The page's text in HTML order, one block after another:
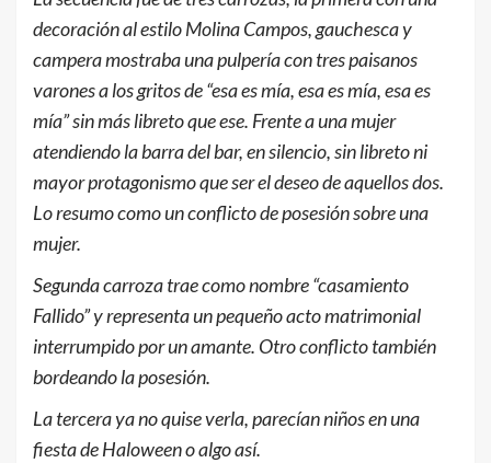
decoración al estilo Molina Campos, gauchesca y
campera mostraba una pulpería con tres paisanos
varones a los gritos de “esa es mía, esa es mía, esa es
mía” sin más libreto que ese. Frente a una mujer
atendiendo la barra del bar, en silencio, sin libreto ni
mayor protagonismo que ser el deseo de aquellos dos.
Lo resumo como un conflicto de posesión sobre una
mujer.
Segunda carroza trae como nombre “casamiento
Fallido” y representa un pequeño acto matrimonial
interrumpido por un amante. Otro conflicto también
bordeando la posesión.
La tercera ya no quise verla, parecían niños en una
fiesta de Haloween o algo así.